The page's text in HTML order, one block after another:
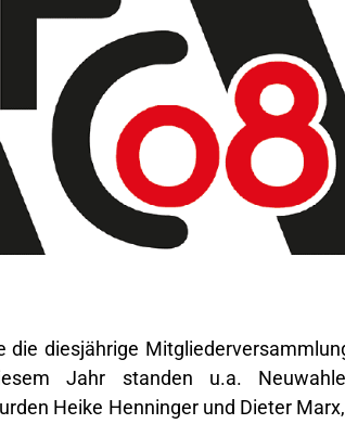
die diesjährige
Jahr standen u.a.
Heike Henninger und Dieter